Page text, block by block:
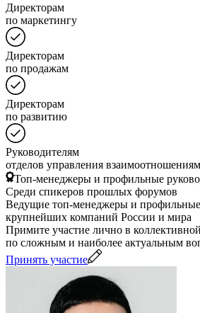
Директорам
по маркетингу
Директорам
по продажам
Директорам
по развитию
Руководителям
отделов управления
Топ-менеджеры и профильные
Среди спикеров прошлых форумов
Ведущие топ-менеджеры и профильные
крупнейших компаний России и мира
Примите участие лично в
по сложным и наиболее актуальным
Принять участие